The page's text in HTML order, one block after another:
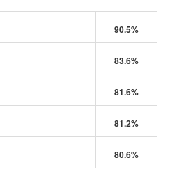
90.5%
83.6%
81.6%
81.2%
80.6%